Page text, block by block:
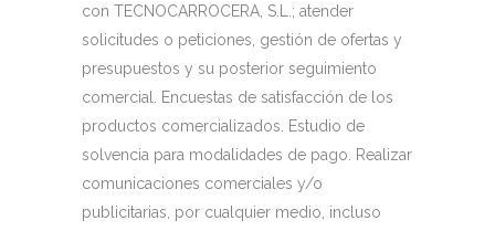
con TECNOCARROCERA, S.L.; atender
solicitudes o peticiones, gestión de ofertas y
presupuestos y su posterior seguimiento
comercial. Encuestas de satisfacción de los
productos comercializados. Estudio de
solvencia para modalidades de pago. Realizar
comunicaciones comerciales y/o
publicitarias, por cualquier medio, incluso